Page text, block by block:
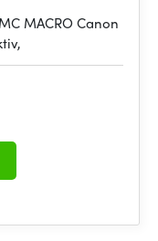
MACRO Canon